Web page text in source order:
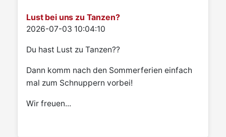
Lust bei uns zu Tanzen?
Details
2026-07-03 10:04:10
Du hast Lust zu Tanzen??
Dann komm nach den Sommerferien einfach
mal zum Schnuppern vorbei!
Wir freuen...